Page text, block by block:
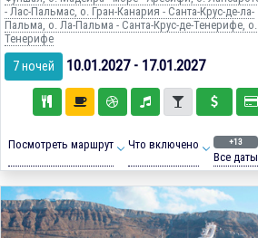
- Лас-Пальмас, о. Гран-Канария - Санта-Крус-де-ла-
Пальма, о. Ла-Пальма - Санта-Крус-де-Тенерифе, о.
Тенерифе
7 ночей 10.01.2027 - 17.01.2027
Посмотреть маршрут Что включено +13
Все даты